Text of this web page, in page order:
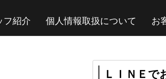
フ紹介 個人情報取扱について お
ＬＩＮＥで